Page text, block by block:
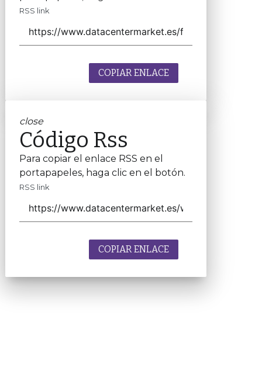
RSS link
COPIAR ENLACE
close
Código Rss
Para copiar el enlace RSS en el
portapapeles, haga clic en el botón.
RSS link
COPIAR ENLACE